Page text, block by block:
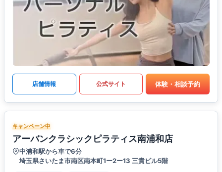
店舗情報 公式サイト 体験・相談予約
キャンペーン中
アーバンクラシックピラティス南浦和店
中浦和駅から車で6分
埼玉県さいたま市南区南本町1ー2ー13 三貴ビル5階